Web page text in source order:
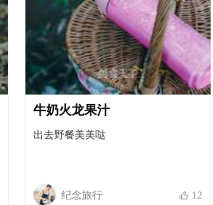
牛奶火龙果汁
出去野餐美美哒
纪念旅行 12